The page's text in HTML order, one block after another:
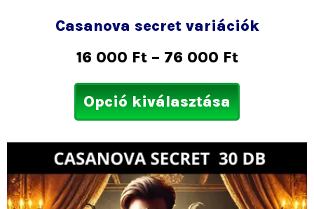
Casanova secret variációk
16 000 Ft – 76 000 Ft
Opció kiválasztása
21
000 Ft
Ennek
a